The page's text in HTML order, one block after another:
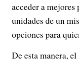
acceder a mejores
unidades de un
opciones para
De esta manera,